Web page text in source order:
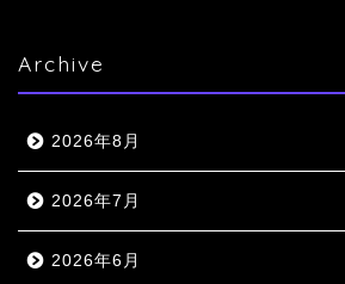
Archive
2026年8月
2026年7月
2026年6月